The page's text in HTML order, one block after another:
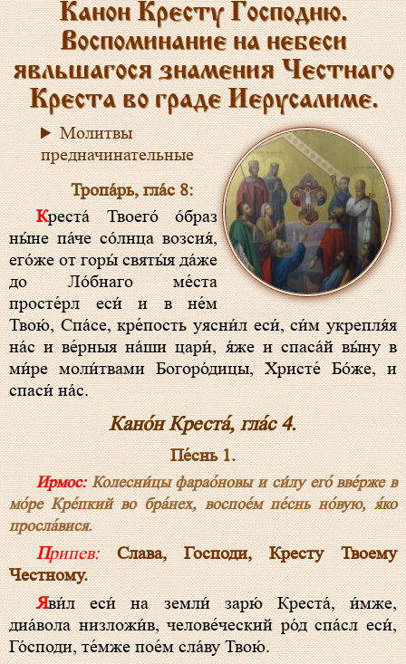
Канон Кресту Господню.
Воспоминание на небеси
явльшагося знамения Честнаго
Креста во граде Иерусалиме.
Молитвы
предначинательные
Тропа́рь, гла́с 8:
Креста́ Твоего́ о́браз
ны́не па́че со́лнца возсия́,
его́же от горы́ святы́я да́же
до Ло́бнаго ме́ста
просте́рл еси́ и в не́м
Твою́, Спа́се, кре́пость уясни́л еси́, си́м укрепля́я
на́с и ве́рныя на́ши цари́, я́же и спаса́й вы́ну в
ми́ре моли́твами Богоро́дицы, Христе́ Бо́же, и
спаси́ на́с.
Кано́н Креста́, гла́с 4.
Пе́снь 1.
Ирмос:Колесни́цы фарао́новы и си́лу его́ вве́рже в
мо́ре Кре́пкий во бра́нех, воспое́м пе́снь но́вую, я́ко
просла́вися.
Припев:
Слава, Господи, Кресту Твоему
Честному.
Яви́л еси́ на земли́ зарю́ Креста́, и́мже,
диа́вола низложи́в, челове́ческий ро́д спа́сл еси́,
Го́споди, те́мже пое́м сла́ву Твою́.